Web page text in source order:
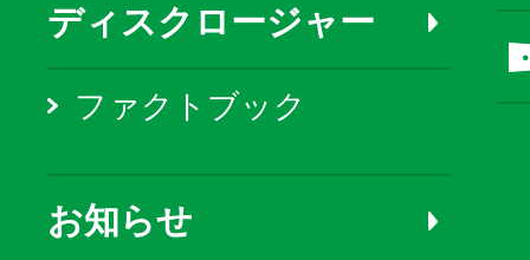
ディスクロージャー
ファクトブック
お知らせ